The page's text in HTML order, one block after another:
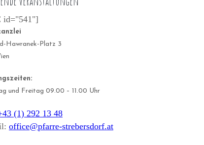
id="541"]
Hawranek-Platz 3
und Freitag 09.00 – 11.00 Uhr
(1) 292 13 48
office@pfarre-strebersdorf.at